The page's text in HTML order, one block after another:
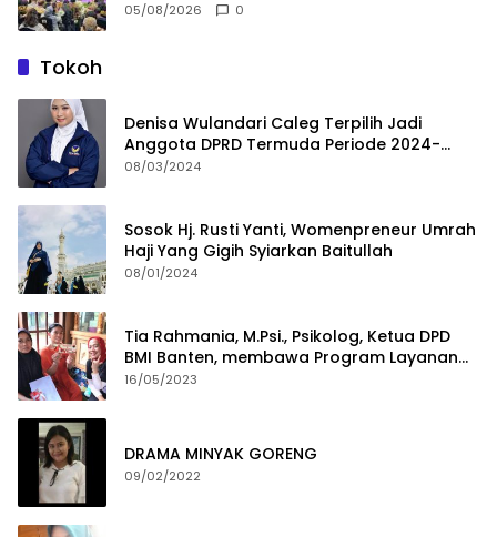
05/08/2026 0
Tokoh
Denisa Wulandari Caleg Terpilih Jadi
Anggota DPRD Termuda Periode 2024-
2029
08/03/2024
Sosok Hj. Rusti Yanti, Womenpreneur Umrah
Haji Yang Gigih Syiarkan Baitullah
08/01/2024
Tia Rahmania, M.Psi., Psikolog, Ketua DPD
BMI Banten, membawa Program Layanan
Pembuatan Dokumen Kependudukan
16/05/2023
DRAMA MINYAK GORENG
09/02/2022